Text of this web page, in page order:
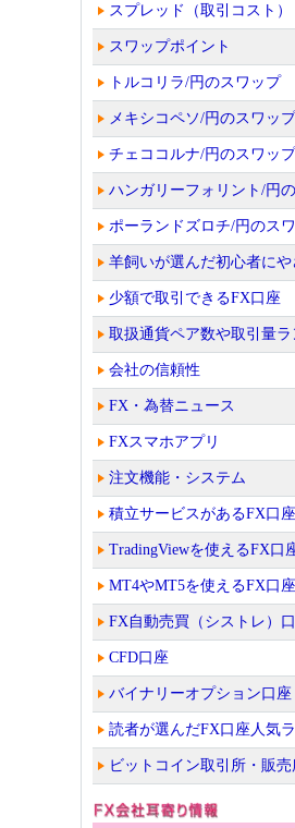
スプレッド（取引コスト）
スワップポイント
トルコリラ/円のスワップ
メキシコペソ/円のスワップ
チェココルナ/円のスワップ
ハンガリーフォリント/円
ポーランドズロチ/円のス
羊飼いが選んだ初心者に
少額で取引できるFX口座
取扱通貨ペア数や取引量
会社の信頼性
FX・為替ニュース
FXスマホアプリ
注文機能・システム
積立サービスがあるFX口座
TradingViewを使えるFX口
MT4やMT5を使えるFX口座
FX自動売買（シストレ）
CFD口座
バイナリーオプション口座
読者が選んだFX口座人気
ビットコイン取引所・販